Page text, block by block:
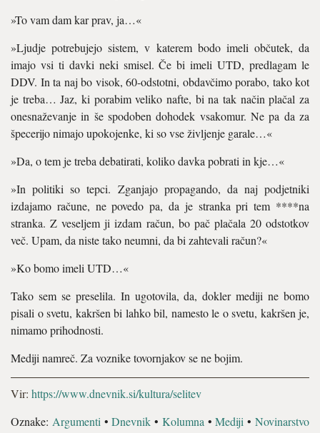
»To vam dam kar prav, ja…«
»Ljudje potrebujejo sistem, v katerem bodo imeli občutek, da
imajo vsi ti davki neki smisel. Če bi imeli UTD, predlagam le
DDV. In ta naj bo visok, 60-odstotni, obdavčimo porabo, tako kot
je treba… Jaz, ki porabim veliko nafte, bi na tak način plačal za
onesnaževanje in še spodoben dohodek vsakomur. Ne pa da za
špecerijo nimajo upokojenke, ki so vse življenje garale…«
»Da, o tem je treba debatirati, koliko davka pobrati in kje…«
»In politiki so tepci. Zganjajo propagando, da naj podjetniki
izdajamo račune, ne povedo pa, da je stranka pri tem ****na
stranka. Z veseljem ji izdam račun, bo pač plačala 20 odstotkov
več. Upam, da niste tako neumni, da bi zahtevali račun?«
»Ko bomo imeli UTD…«
Tako sem se preselila. In ugotovila, da, dokler mediji ne bomo
pisali o svetu, kakršen bi lahko bil, namesto le o svetu, kakršen je,
nimamo prihodnosti.
Mediji namreč. Za voznike tovornjakov se ne bojim.
Vir: https://www.dnevnik.si/kultura/selitev
Oznake: Argumenti •Dnevnik • Kolumna •Mediji •Novinarstvo